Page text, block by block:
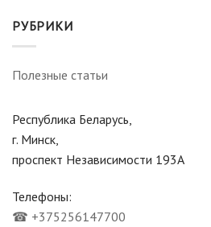
РУБРИКИ
Полезные статьи
Республика Беларусь,
г. Минск,
проспект Независимости 193А
Телефоны:
☎ +375256147700